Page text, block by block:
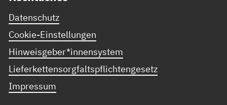
Datenschutz
Cookie-Einstellungen
Hinweisgeber*innensystem
Lieferkettensorgfaltspflichtengesetz
Impressum